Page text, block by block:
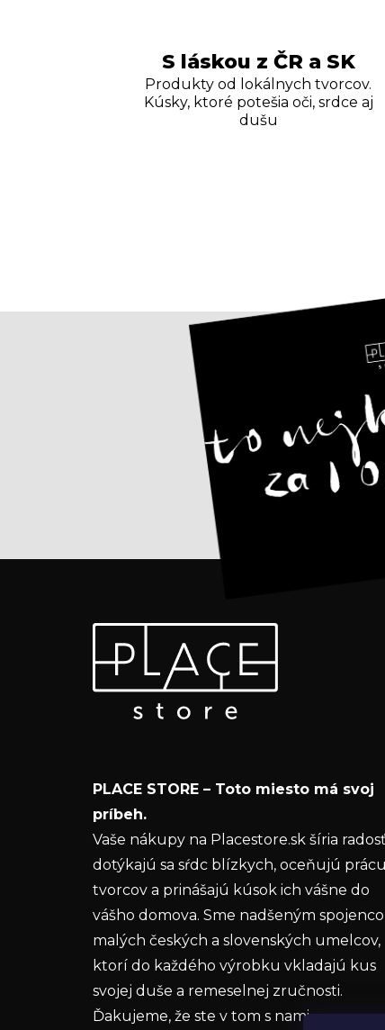
S láskou z ČR a SK
Produkty od lokálnych tvorcov.
Kúsky, ktoré potešia oči, srdce aj
dušu
Odoberať newsletter
Vložte svoj e-mail a my Vám budeme
informácie o nových produktoch na našom
Vložením e-mailu súhlasíte s
ochrany osobných údajov
PRIHLÁSIŤ SA
PLACE STORE – Toto miesto má svoj
príbeh.
Vaše nákupy na Placestore.sk šíria
dotýkajú sa sŕdc blízkych, oceňujú prácu
tvorcov a prinášajú kúsok ich vášne do
vášho domova. Sme nadšeným
malých českých a slovenských umelcov,
ktorí do každého výrobku vkladajú kus
svojej duše a remeselnej zručnosti.
Ďakujeme, že ste v tom s nami.